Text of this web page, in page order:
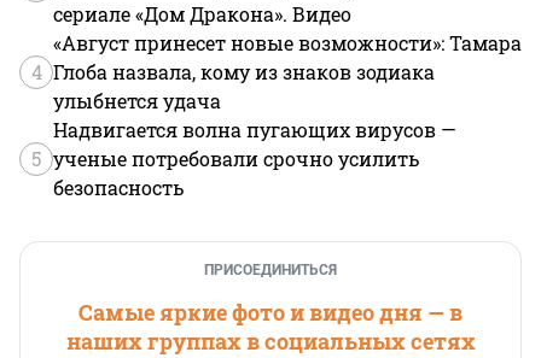
сериале «Дом Дракона». Видео
4
«Август принесет новые возможности»: Тамара
Глоба назвала, кому из знаков зодиака
улыбнется удача
5
Надвигается волна пугающих вирусов —
ученые потребовали срочно усилить
безопасность
ПРИСОЕДИНИТЬСЯ
Самые яркие фото и видео дня — в
наших группах в социальных сетях